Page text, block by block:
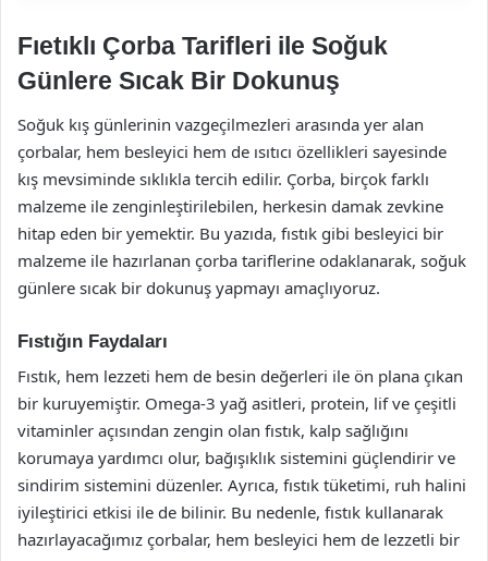
Fıetıklı Çorba Tarifleri ile Soğuk
Günlere Sıcak Bir Dokunuş
Soğuk kış günlerinin vazgeçilmezleri arasında yer alan
çorbalar, hem besleyici hem de ısıtıcı özellikleri sayesinde
kış mevsiminde sıklıkla tercih edilir. Çorba, birçok farklı
malzeme ile zenginleştirilebilen, herkesin damak zevkine
hitap eden bir yemektir. Bu yazıda, fıstık gibi besleyici bir
malzeme ile hazırlanan çorba tariflerine odaklanarak, soğuk
günlere sıcak bir dokunuş yapmayı amaçlıyoruz.
Fıstığın Faydaları
Fıstık, hem lezzeti hem de besin değerleri ile ön plana çıkan
bir kuruyemiştir. Omega-3 yağ asitleri, protein, lif ve çeşitli
vitaminler açısından zengin olan fıstık, kalp sağlığını
korumaya yardımcı olur, bağışıklık sistemini güçlendirir ve
sindirim sistemini düzenler. Ayrıca, fıstık tüketimi, ruh halini
iyileştirici etkisi ile de bilinir. Bu nedenle, fıstık kullanarak
hazırlayacağımız çorbalar, hem besleyici hem de lezzetli bir